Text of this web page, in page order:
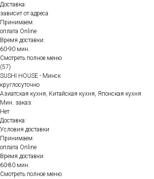
Доставка:
зависит от адреса
Принимаем:
оплата Online
Время доставки:
60-90 мин.
Смотреть полное меню
(57)
SUSHI HOUSE - Минск
круглосуточно
Азиатская кухня, Китайская кухня, Японская кухня
Мин. заказ:
Нет
Доставка:
Условия доставки
Принимаем:
оплата Online
Время доставки:
60-80 мин.
Смотреть полное меню